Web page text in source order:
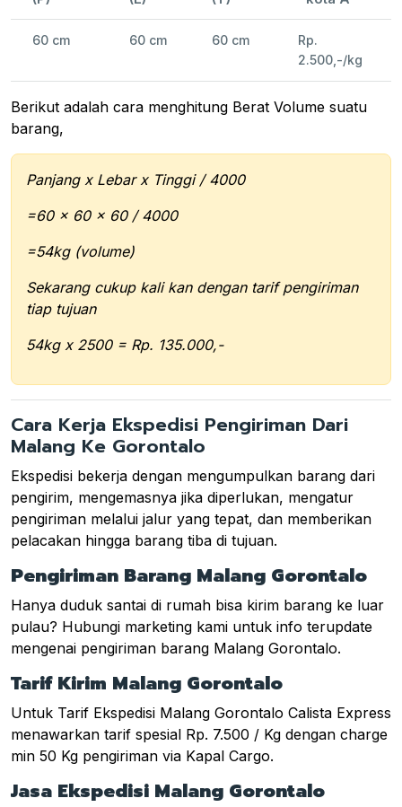
60 cm 60 cm 60 cm
Rp.
2.500,-/kg
Berikut adalah cara menghitung Berat Volume suatu
barang,
Panjang x Lebar x Tinggi / 4000
=60 x 60 x 60 / 4000
=54kg (volume)
Sekarang cukup kali kan dengan tarif pengiriman
tiap tujuan
54kg x 2500 = Rp. 135.000,-
Cara Kerja Ekspedisi Pengiriman Dari
Malang Ke Gorontalo
Ekspedisi bekerja dengan mengumpulkan barang dari
pengirim, mengemasnya jika diperlukan, mengatur
pengiriman melalui jalur yang tepat, dan memberikan
pelacakan hingga barang tiba di tujuan.
Pengiriman Barang Malang Gorontalo
Hanya duduk santai di rumah bisa kirim barang ke luar
pulau? Hubungi marketing kami untuk info terupdate
mengenai pengiriman barang Malang Gorontalo.
Tarif Kirim Malang Gorontalo
Untuk Tarif Ekspedisi Malang Gorontalo Calista Express
menawarkan tarif spesial Rp. 7.500 / Kg dengan charge
min 50 Kg pengiriman via Kapal Cargo.
Jasa Ekspedisi Malang Gorontalo